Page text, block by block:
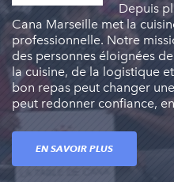
Depuis
Cana Marseille met la
professionnelle. Notre
des personnes éloignées
la cuisine, de la logistique
bon repas peut changer
peut redonner confiance,
EN SAVOIR PLUS